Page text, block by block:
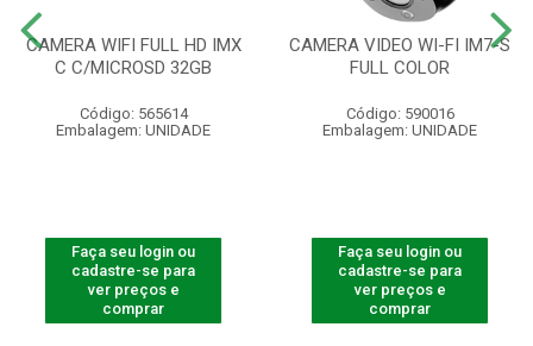
CAMERA WIFI FULL HD IMX
C C/MICROSD 32GB
Código: 565614
Embalagem: UNIDADE
Faça seu login ou
cadastre-se para
ver preços e
comprar
CAMERA VIDEO WI-FI IM7-S
FULL COLOR
Código: 590016
Embalagem: UNIDADE
Faça seu login ou
cadastre-se para
ver preços e
comprar